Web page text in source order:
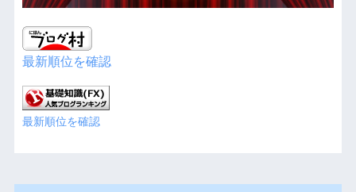
最新順位を確認
最新順位を確認